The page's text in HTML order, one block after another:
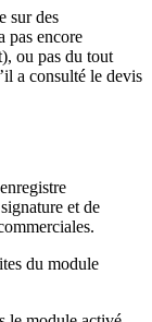
sur des
pas encore
ou pas du tout
a consulté le devis
et de